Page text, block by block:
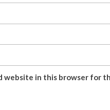
website in this browser for